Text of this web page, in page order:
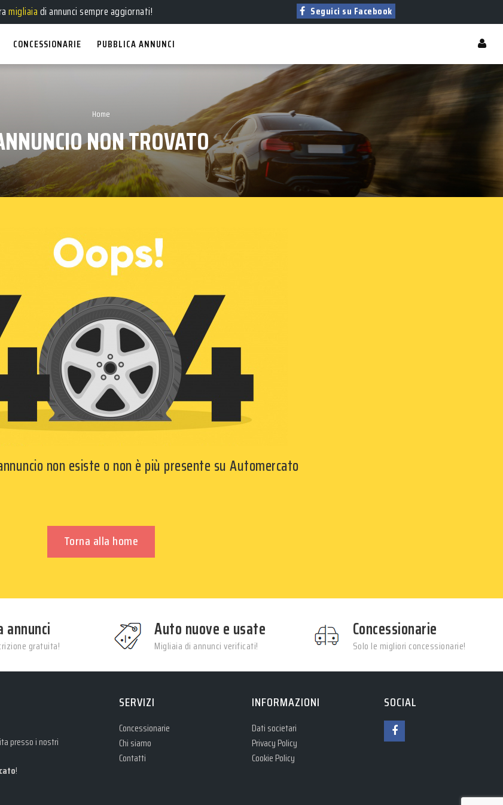
migliaiadi annunci sempre aggiornati! Seguici su Facebook
CONCESSIONARIE PUBBLICA ANNUNCI
Home
NON TROVATO
non esiste o non è più presente su Automercato
Torna alla home
annunci
gratuita!
Auto nuove e usate
Migliaia di annunci verificati!
Concessionarie
Solo le migliori concessionarie!
presso i nostri
!
SERVIZI
Concessionarie
Chi siamo
Contatti
INFORMAZIONI
Dati societari
Privacy Policy
Cookie Policy
SOCIAL